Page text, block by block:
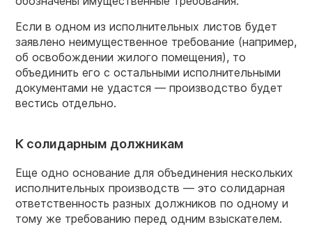
Если в одном из исполнительных листов будет
заявлено неимущественное требование (например,
об освобождении жилого помещения), то
объединить его с остальными исполнительными
документами не удастся — производство будет
вестись отдельно.
К солидарным должникам
Еще одно основание для объединения нескольких
исполнительных производств — это солидарная
ответственность разных должников по одному и
тому же требованию перед одним взыскателем.